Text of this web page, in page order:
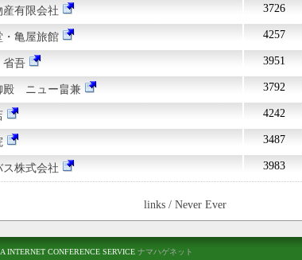
産有限会社 3726
・亀屋旅館 4257
吾 3951
殿 ニュー畠兼 3792
4242
3487
株式会社 3983
links / Never Ever
INTERNET CONFERENCE SERVICE ナマハゲネット